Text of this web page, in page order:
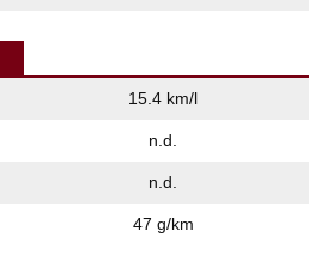
15.4 km/l
n.d.
n.d.
47 g/km